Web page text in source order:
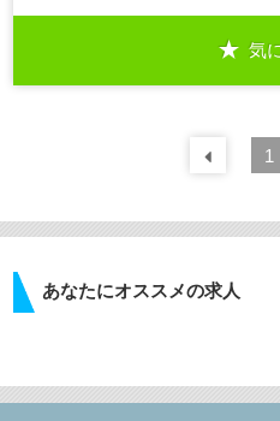
気
前
1
あなたにオススメの求人